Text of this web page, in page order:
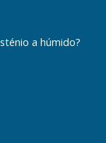
a húmido?